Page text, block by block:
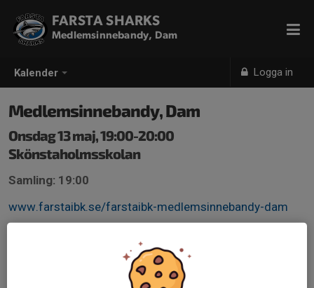
Kalender Logga in
FARSTA SHARKS
Medlemsinnebandy, Dam
Medlemsinnebandy, Dam
Onsdag 13 maj, 19:00-20:00
Skönstaholmsskolan
Samling: 19:00
www.farstaibk.se/farstaibk-medlemsinnebandy-dam